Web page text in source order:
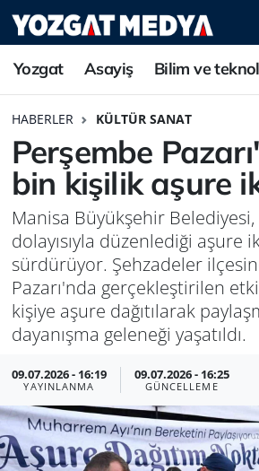
Yozgat Asayiş Bilim ve
HABERLER KÜLTÜR SANAT
Perşembe
bin kişilik aşure
Manisa Büyükşehir Belediyesi,
dolayısıyla düzenlediği aşure
sürdürüyor. Şehzadeler
Pazarı'nda gerçekleştirilen
kişiye aşure dağıtılarak
dayanışma geleneği yaşatıldı.
09.07.2026 - 16:19
YAYINLANMA
09.07.2026 - 16:25
GÜNCELLEME